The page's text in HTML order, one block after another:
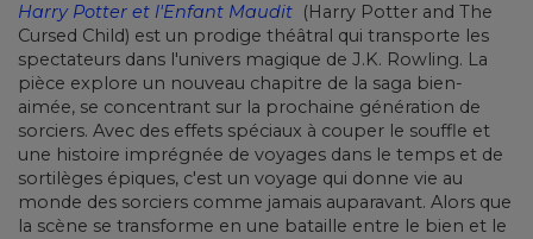
Harry Potter et l'Enfant Maudit (Harry Potter and The
Cursed Child) est un prodige théâtral qui transporte les
spectateurs dans l'univers magique de J.K. Rowling. La
pièce explore un nouveau chapitre de la saga bien-
aimée, se concentrant sur la prochaine génération de
sorciers. Avec des effets spéciaux à couper le souffle et
une histoire imprégnée de voyages dans le temps et de
sortilèges épiques, c'est un voyage qui donne vie au
monde des sorciers comme jamais auparavant. Alors que
la scène se transforme en une bataille entre le bien et le